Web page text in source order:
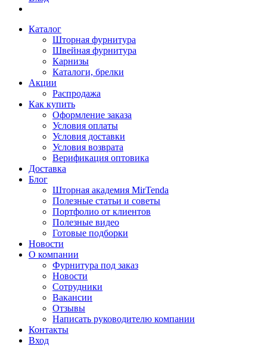
Каталог
Шторная фурнитура
Швейная фурнитура
Карнизы
Каталоги, брелки
Акции
Распродажа
Как купить
Оформление заказа
Условия оплаты
Условия доставки
Условия возврата
Верификация оптовика
Доставка
Блог
Шторная академия MirTenda
Полезные статьи и советы
Портфолио от клиентов
Полезные видео
Готовые подборки
Новости
О компании
Фурнитура под заказ
Новости
Сотрудники
Вакансии
Отзывы
Написать руководителю компании
Контакты
Вход